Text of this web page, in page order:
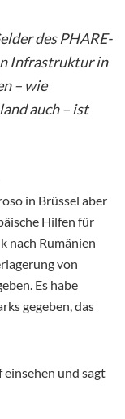
des PHARE-
Infrastruktur in
– wie
auch – ist
in Brüssel aber
Hilfen für
nach Rumänien
von
Es habe
gegeben, das
einsehen und sagt